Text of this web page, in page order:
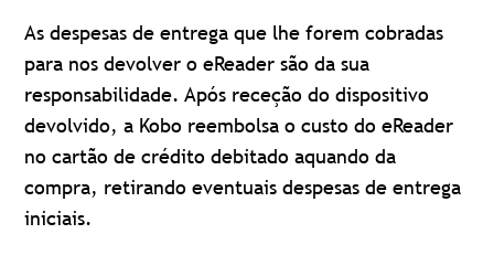
As despesas de entrega que lhe forem cobradas
para nos devolver o eReader são da sua
responsabilidade. Após receção do dispositivo
devolvido, a Kobo reembolsa o custo do eReader
no cartão de crédito debitado aquando da
compra, retirando eventuais despesas de entrega
iniciais.